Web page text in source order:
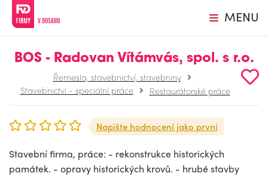
MENU
BOS - Radovan Vítámvás, spol. s r.o.
Řemesla, stavebnictví, stavebniny
Stavebnictví - speciální práce
Restaurátorské práce
Napište hodnocení jako první
Stavební firma, práce: - rekonstrukce historických
památek. - opravy historických krovů. - hrubé stavby